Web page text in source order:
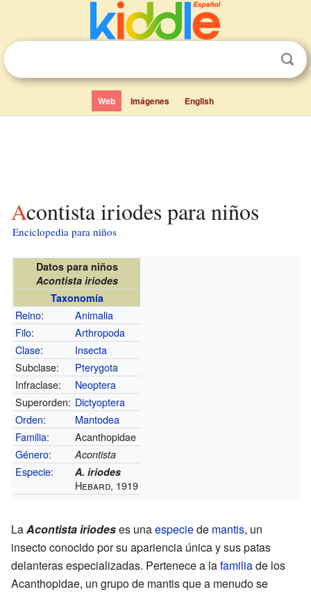
Web Imágenes English
Acontista iriodes para niños
Enciclopedia para niños
Datos para niños
Acontista iriodes
Taxonomía
Reino:
Animalia
Filo:
Arthropoda
Clase:
Insecta
Subclase:
Pterygota
Infraclase:
Neoptera
Superorden: Dictyoptera
Orden:
Mantodea
Familia:
Acanthopidae
Género: Acontista
Especie: A. iriodes
Hebard, 1919
LaAcontista iriodeses unaespeciede mantis, un
insecto conocido por su apariencia única y sus patas
delanteras especializadas. Pertenece a lafamiliade los
Acanthopidae, un grupo de mantis que a menudo se